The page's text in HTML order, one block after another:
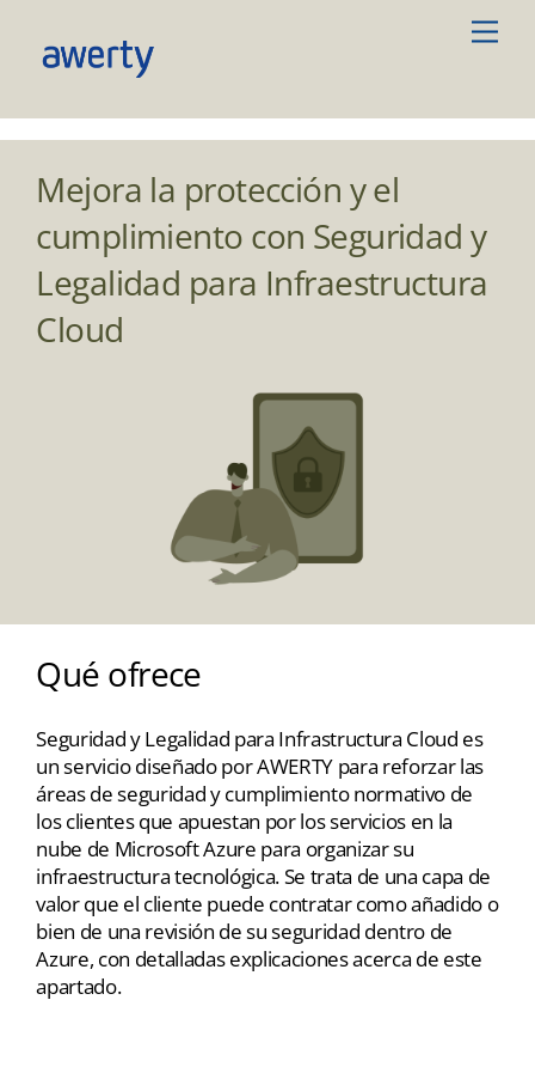
content
Mejora la protección y el
cumplimiento con Seguridad y
Legalidad para Infraestructura
Cloud
Qué ofrece
Seguridad y Legalidad para Infrastructura Cloud es
un servicio diseñado por AWERTY para reforzar las
áreas de seguridad y cumplimiento normativo de
los clientes que apuestan por los servicios en la
nube de Microsoft Azure para organizar su
infraestructura tecnológica. Se trata de una capa de
valor que el cliente puede contratar como añadido o
bien de una revisión de su seguridad dentro de
Azure, con detalladas explicaciones acerca de este
apartado.